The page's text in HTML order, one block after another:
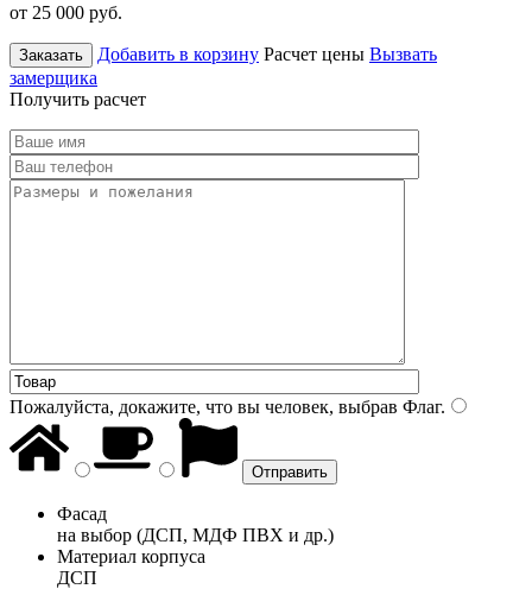
от 25 000 руб.
Заказать Добавить в корзину Расчет цены Вызвать
замерщика
Получить расчет
Пожалуйста, докажите, что вы человек, выбрав Флаг.
Фасад
на выбор (ДСП, МДФ ПВХ и др.)
Материал корпуса
ДСП